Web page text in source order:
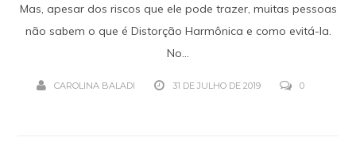
Mas, apesar dos riscos que ele pode trazer, muitas pessoas
não sabem o que é Distorção Harmônica e como evitá-la.
No...
CAROLINA BALADI 31 DE JULHO DE 2019 0